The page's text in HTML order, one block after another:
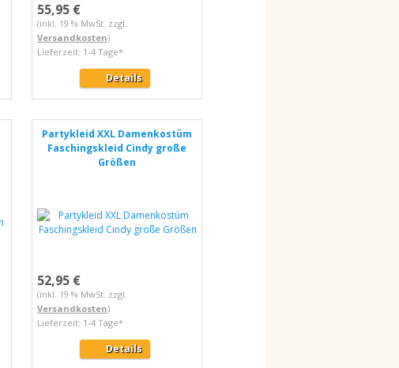
55,95 €
(inkl. 19 % MwSt. zzgl.
Versandkosten)
Lieferzeit: 1-4 Tage*
Details
Partykleid XXL Damenkostüm
Faschingskleid Cindy große
Größen
52,95 €
(inkl. 19 % MwSt. zzgl.
Versandkosten)
Lieferzeit: 1-4 Tage*
Details